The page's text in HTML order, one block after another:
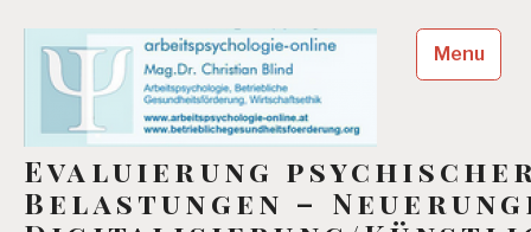
content
Evaluierung
Belastungen –
Menu